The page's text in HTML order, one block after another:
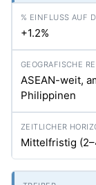
+1.2%
ASEAN-weit,
Philippinen
Mittelfristig